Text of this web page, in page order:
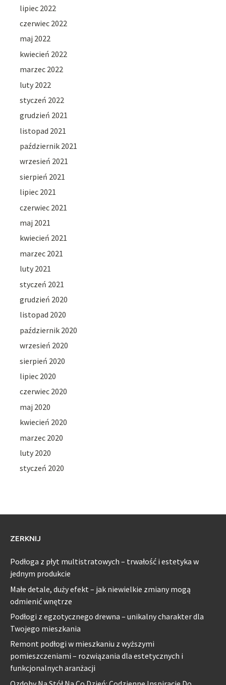
lipiec 2022
czerwiec 2022
maj 2022
kwiecień 2022
marzec 2022
luty 2022
styczeń 2022
grudzień 2021
listopad 2021
październik 2021
wrzesień 2021
sierpień 2021
lipiec 2021
czerwiec 2021
maj 2021
kwiecień 2021
marzec 2021
luty 2021
styczeń 2021
grudzień 2020
listopad 2020
październik 2020
wrzesień 2020
sierpień 2020
lipiec 2020
czerwiec 2020
maj 2020
kwiecień 2020
marzec 2020
luty 2020
styczeń 2020
ZERKNIJ
Podłoga z płyt multistratowych – trwałość i estetyka w
jednym produkcie
Małe detale, duży efekt – jak niewielkie zmiany mogą
odmienić wnętrze
Podłogi z egzotycznego drewna – unikalny charakter dla
Twojego mieszkania
Remont podłogi w mieszkaniu z wyższymi
pomieszczeniami – rozwiązania dla estetycznych i
funkcjonalnych aranżacji